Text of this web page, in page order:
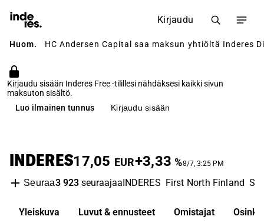
Kirjaudu
Huom. HC Andersen Capital saa maksun yhtiöltä
Kirjaudu sisään Inderes Free -tilillesi nähdäksesi kaikki sivun
maksuton sisältö.
Luo ilmainen tunnus
Kirjaudu sisään
INDERES17,05 EUR+3,33 %8/7, 3:25 PM
Seuraa3 923seuraajaaINDERES First North Finland
Yleiskuva Luvut & ennusteet Omistajat Osinko